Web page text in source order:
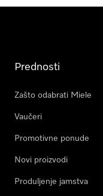
Prednosti
Zašto odabrati Miele
Vaučeri
Promotivne ponude
Novi proizvodi
Produljenje jamstva